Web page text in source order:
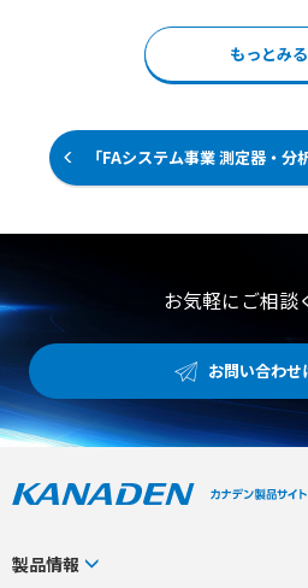
けるカビ飛散や落下菌対策 ●
の体感温度低下の改善 ●室内
材を採用しているため、肌に
適なかぶり心地を実現してい
が顔周りの毛髪のはみ出しを
15回の洗濯が可能で、衛生的
長です。 【特徴】 ●電石不織布「トレミクロン」の吸着
力による毛髪やフケの落下
吸汗性に優れた綿素材のオー
な耐久性 【用途・事例】 ●食品工場や精密機器製造など
環境や用途に応じたカスタマ
もっとみる
「FAシステム事業 測定器・
お気軽にご相談
お問い合わせ
製品情報